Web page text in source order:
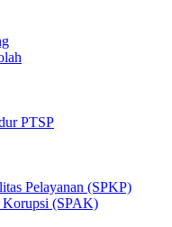
PTSP
Pelayanan (SPKP)
Korupsi (SPAK)